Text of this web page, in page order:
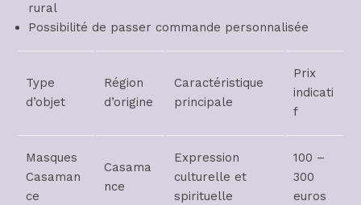
rural
Possibilité de passer commande personnalisée
Type
d’objet
Région
d’origine
Caractéristique
principale
Prix
indicati
f
Masques
Casaman
ce
Casama
nce
Expression
culturelle et
spirituelle
100 –
300
euros